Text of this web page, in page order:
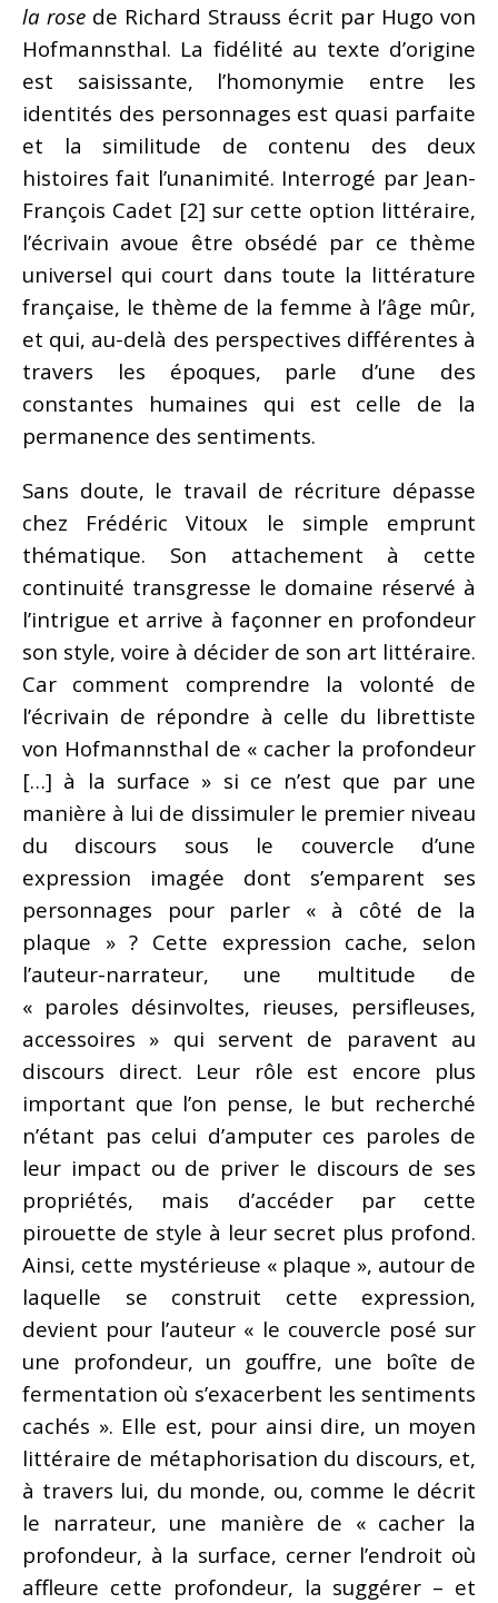
la rose de Richard Strauss écrit par Hugo von
Hofmannsthal. La fidélité au texte d’origine
est saisissante, l’homonymie entre les
identités des personnages est quasi parfaite
et la similitude de contenu des deux
histoires fait l’unanimité. Interrogé par Jean-
François Cadet [2] sur cette option littéraire,
l’écrivain avoue être obsédé par ce thème
universel qui court dans toute la littérature
française, le thème de la femme à l’âge mûr,
et qui, au-delà des perspectives différentes à
travers les époques, parle d’une des
constantes humaines qui est celle de la
permanence des sentiments.
Sans doute, le travail de récriture dépasse
chez Frédéric Vitoux le simple emprunt
thématique. Son attachement à cette
continuité transgresse le domaine réservé à
l’intrigue et arrive à façonner en profondeur
son style, voire à décider de son art littéraire.
Car comment comprendre la volonté de
l’écrivain de répondre à celle du librettiste
von Hofmannsthal de « cacher la profondeur
[…] à la surface » si ce n’est que par une
manière à lui de dissimuler le premier niveau
du discours sous le couvercle d’une
expression imagée dont s’emparent ses
personnages pour parler « à côté de la
plaque » ? Cette expression cache, selon
l’auteur-narrateur, une multitude de
« paroles désinvoltes, rieuses, persifleuses,
accessoires » qui servent de paravent au
discours direct. Leur rôle est encore plus
important que l’on pense, le but recherché
n’étant pas celui d’amputer ces paroles de
leur impact ou de priver le discours de ses
propriétés, mais d’accéder par cette
pirouette de style à leur secret plus profond.
Ainsi, cette mystérieuse « plaque », autour de
laquelle se construit cette expression,
devient pour l’auteur « le couvercle posé sur
une profondeur, un gouffre, une boîte de
fermentation où s’exacerbent les sentiments
cachés ». Elle est, pour ainsi dire, un moyen
littéraire de métaphorisation du discours, et,
à travers lui, du monde, ou, comme le décrit
le narrateur, une manière de « cacher la
profondeur, à la surface, cerner l’endroit où
affleure cette profondeur, la suggérer – et